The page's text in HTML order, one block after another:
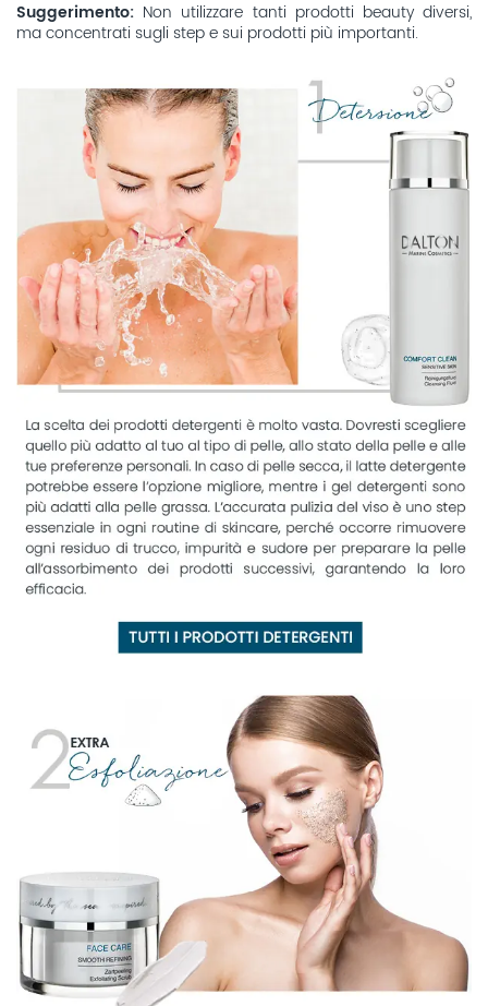
Suggerimento: Non utilizzare tanti prodotti beauty diversi,
ma concentrati sugli step e sui prodotti più importanti.